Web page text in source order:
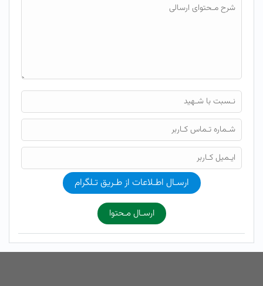
ارسـال اطـلاعات از طـریق تـلگرام
ارسـال مـحتوا